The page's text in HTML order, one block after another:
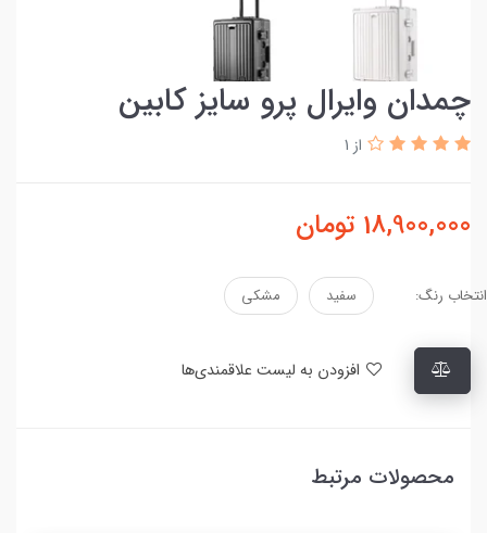
چمدان وایرال پرو سایز کابین
از 1
18,900,000 تومان
انتخاب رنگ: سفید مشکی
محصولات مرتبط